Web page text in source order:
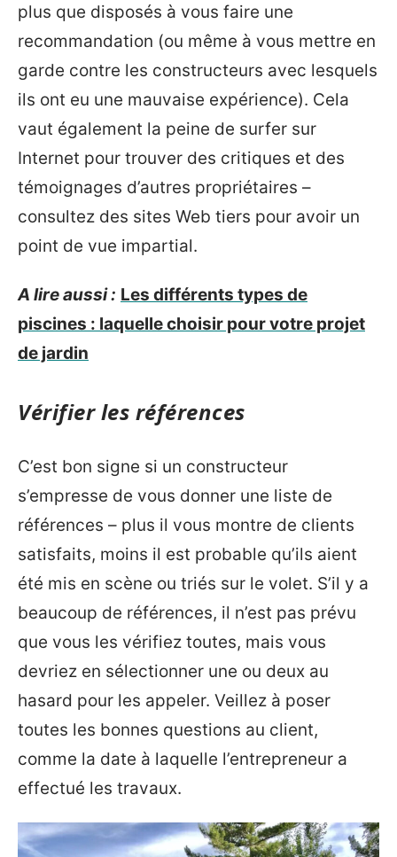
plus que disposés à vous faire une
recommandation (ou même à vous mettre en
garde contre les constructeurs avec lesquels
ils ont eu une mauvaise expérience). Cela
vaut également la peine de surfer sur
Internet pour trouver des critiques et des
témoignages d’autres propriétaires –
consultez des sites Web tiers pour avoir un
point de vue impartial.
A lire aussi : Les différents types de
piscines : laquelle choisir pour votre projet
de jardin
Vérifier les références
C’est bon signe si un constructeur
s’empresse de vous donner une liste de
références – plus il vous montre de clients
satisfaits, moins il est probable qu’ils aient
été mis en scène ou triés sur le volet. S’il y a
beaucoup de références, il n’est pas prévu
que vous les vérifiez toutes, mais vous
devriez en sélectionner une ou deux au
hasard pour les appeler. Veillez à poser
toutes les bonnes questions au client,
comme la date à laquelle l’entrepreneur a
effectué les travaux.